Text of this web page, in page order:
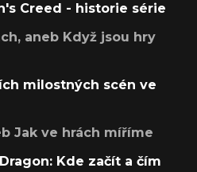
Creed - historie série
aneb Když jsou hry
milostných scén ve
Jak ve hrách míříme
Kde začít a čím